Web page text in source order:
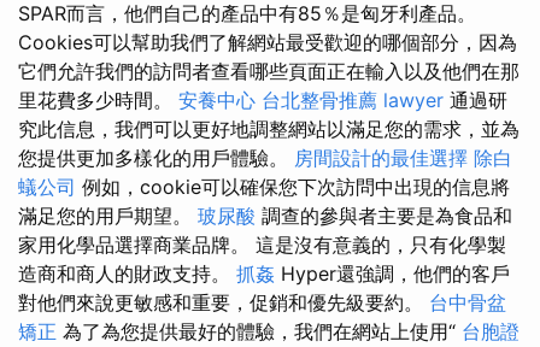
SPAR而言，他們自己的產品中有85％是匈牙利產品。
Cookies可以幫助我們了解網站最受歡迎的哪個部分，因為
它們允許我們的訪問者查看哪些頁面正在輸入以及他們在那
里花費多少時間。 安養中心 台北整骨推薦 lawyer 通過研
究此信息，我們可以更好地調整網站以滿足您的需求，並為
您提供更加多樣化的用戶體驗。 房間設計的最佳選擇 除白
蟻公司 例如，cookie可以確保您下次訪問中出現的信息將
滿足您的用戶期望。 玻尿酸 調查的參與者主要是為食品和
家用化學品選擇商業品牌。 這是沒有意義的，只有化學製
造商和商人的財政支持。 抓姦 Hyper還強調，他們的客戶
對他們來說更敏感和重要，促銷和優先級要約。 台中骨盆
矯正 為了為您提供最好的體驗，我們在網站上使用“ 台胞證